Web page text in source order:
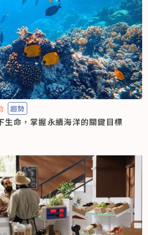
趨勢
生命，掌握永續海洋的關鍵目標